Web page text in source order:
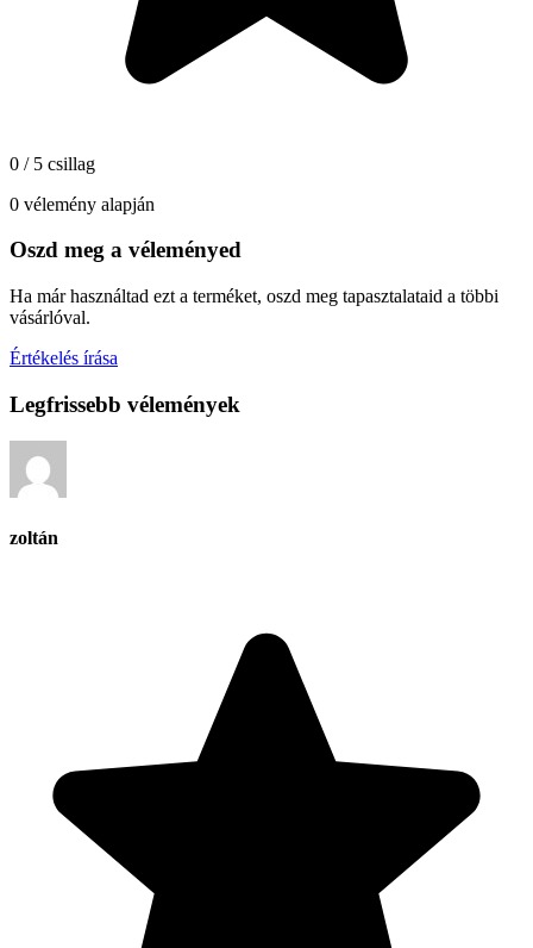
0 / 5 csillag
0 vélemény alapján
Oszd meg a véleményed
Ha már használtad ezt a terméket, oszd meg tapasztalataid a többi
vásárlóval.
Értékelés írása
Legfrissebb vélemények
zoltán